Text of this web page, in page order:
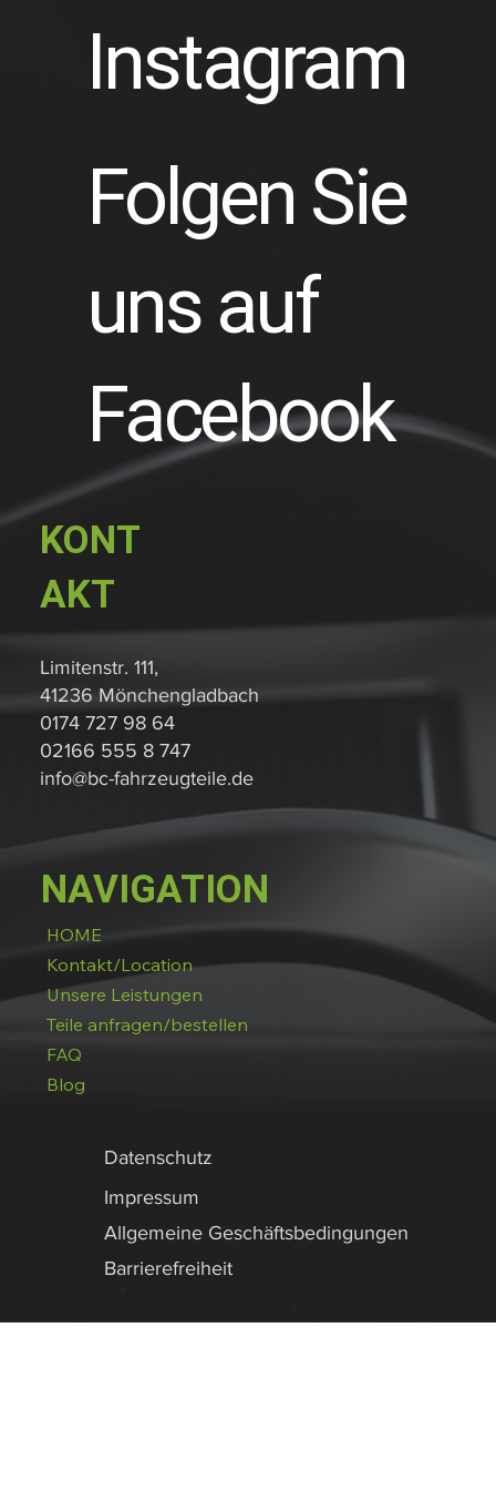
Instagram
Folgen Sie
uns auf
Facebook
Datenschutz
Impressum
Allgemeine Geschäftsbedingungen
Barrierefreiheit
NAVIGATION
HOME
Kontakt/Location
Unsere Leistungen
Teile anfragen/bestellen
FAQ
Blog
KONT
AKT
Limitenstr. 111,
41236 Mönchengladbach
0174 727 98 64
02166 555 8 747
info@bc-fahrzeugteile.de